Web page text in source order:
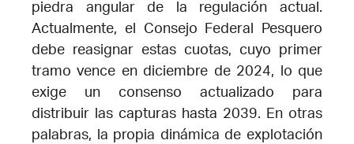
piedra angular de la regulación actual.
Actualmente, el Consejo Federal Pesquero
debe reasignar estas cuotas, cuyo primer
tramo vence en diciembre de 2024, lo que
exige un consenso actualizado para
distribuir las capturas hasta 2039. En otras
palabras, la propia dinámica de explotación